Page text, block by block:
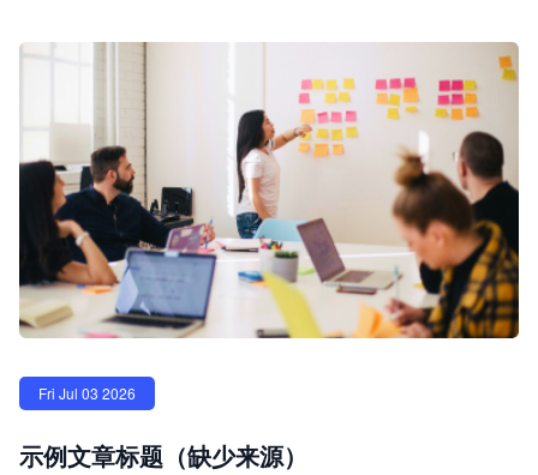
Fri Jul 03 2026
示例文章标题（缺少来源）